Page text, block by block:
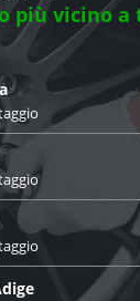
più vicino a